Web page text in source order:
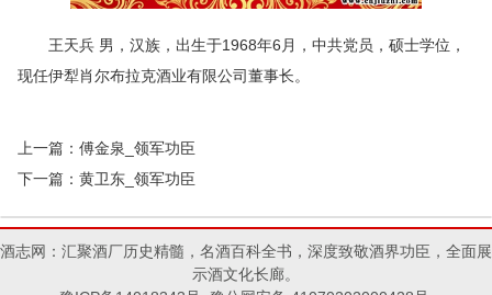
王天兵 男，汉族，出生于1968年6月，中共党员，硕士学位，
现任伊犁肖尔布拉克酒业有限公司董事长。
上一篇： 傅金泉_领军功臣
下一篇： 黄卫东_领军功臣
酒志网：汇聚酒厂历史精髓，名酒百科全书，深度致敬酒界功臣，全面展
示酒文化长廊。